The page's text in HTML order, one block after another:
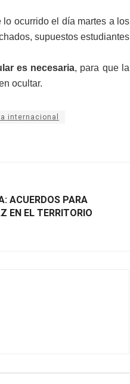
ocurrido el día martes a los
supuestos estudiantes
es necesaria, para que la
ocultar.
internacional
ACUERDOS PARA
EN EL TERRITORIO